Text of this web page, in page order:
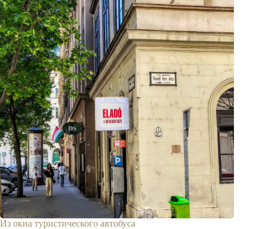
Из окна туристического автобуса